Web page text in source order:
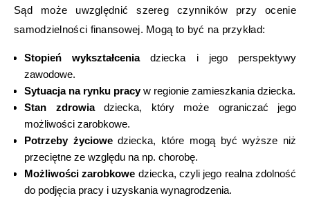
Sąd może uwzględnić szereg czynników przy ocenie
samodzielności finansowej. Mogą to być na przykład:
Stopień wykształceniadziecka i jego perspektywy
zawodowe.
Sytuacja na rynku pracyw regionie zamieszkania dziecka.
Stan zdrowiadziecka, który może ograniczać jego
możliwości zarobkowe.
Potrzeby życiowedziecka, które mogą być wyższe niż
przeciętne ze względu na np. chorobę.
Możliwości zarobkowe dziecka, czyli jego realna zdolność
do podjęcia pracy i uzyskania wynagrodzenia.